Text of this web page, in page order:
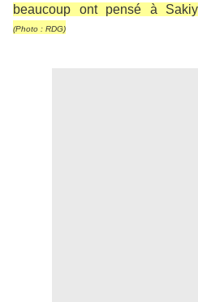
beaucoup ont pensé à
(Photo : RDG)